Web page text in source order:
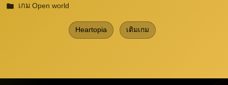
เกม Open world
Heartopia เติมเกม